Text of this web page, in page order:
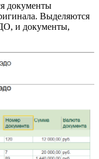
документы
Выделяются
и документы,